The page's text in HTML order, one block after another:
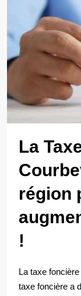
La
région
!
La taxe
taxe foncière a